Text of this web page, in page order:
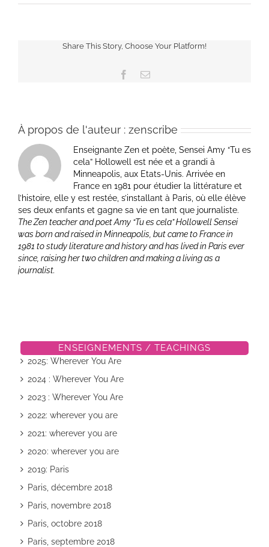
Share This Story, Choose Your Platform!
Facebook
Email
À propos de l'auteur : zenscribe
Enseignante Zen et poète, Sensei Amy “Tu es
cela” Hollowell est née et a grandi à
Minneapolis, aux Etats-Unis. Arrivée en
France en 1981 pour étudier la littérature et
l’histoire, elle y est restée, s’installant à Paris, où elle élève
ses deux enfants et gagne sa vie en tant que journaliste.
The Zen teacher and poet Amy “Tu es cela” Hollowell Sensei
was born and raised in Minneapolis, but came to France in
1981 to study literature and history and has lived in Paris ever
since, raising her two children and making a living as a
journalist.
ENSEIGNEMENTS / TEACHINGS
2025: Wherever You Are
2024 : Wherever You Are
2023 : Wherever You Are
2022: wherever you are
2021: wherever you are
2020: wherever you are
2019: Paris
Paris, décembre 2018
Paris, novembre 2018
Paris, octobre 2018
Paris, septembre 2018